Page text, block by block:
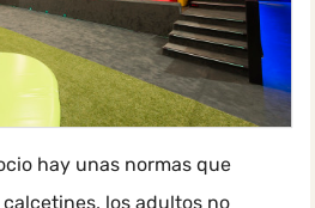
hay unas normas que
los adultos no